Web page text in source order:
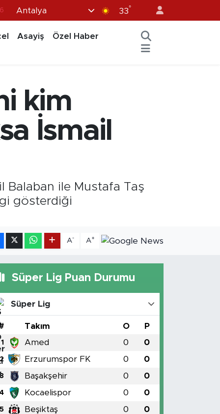
Antalya 33°
Asayiş
Özel Haber
kim
İsmail
Balaban ile Mustafa Taş
gösterdiği
A- A+
Süper Lig Puan Durumu
Süper Lig
Takım O P
1 Amed 0 0
2 Erzurumspor FK 0 0
3 Başakşehir 0 0
Kocaelispor 0 0
5 Beşiktaş 0 0